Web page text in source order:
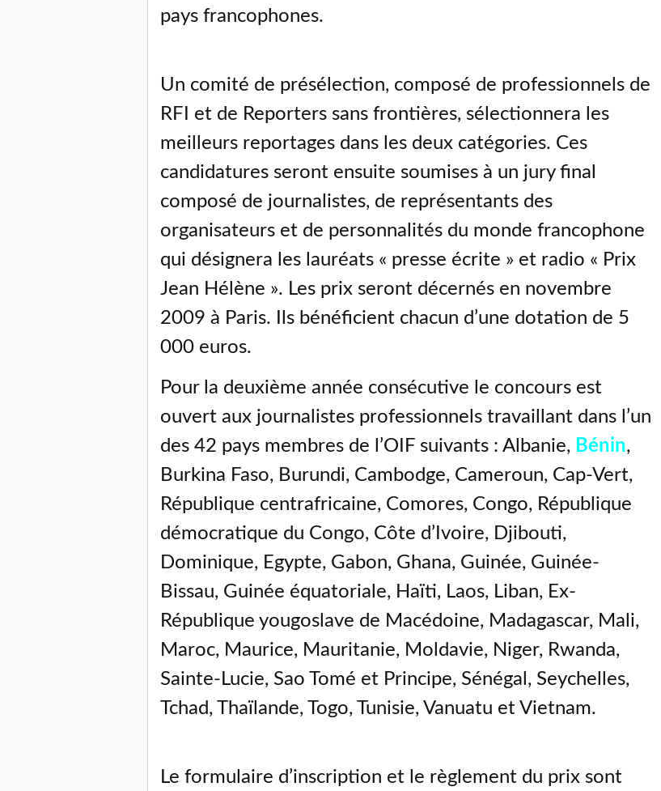
pays francophones.
Un comité de présélection, composé de professionnels de
RFI et de Reporters sans frontières, sélectionnera les
meilleurs reportages dans les deux catégories. Ces
candidatures seront ensuite soumises à un jury final
composé de journalistes, de représentants des
organisateurs et de personnalités du monde francophone
qui désignera les lauréats « presse écrite » et radio « Prix
Jean Hélène ». Les prix seront décernés en novembre
2009 à Paris. Ils bénéficient chacun d’une dotation de 5
000 euros.
Pour la deuxième année consécutive le concours est
ouvert aux journalistes professionnels travaillant dans l’un
des 42 pays membres de l’OIF suivants : Albanie, Bénin,
Burkina Faso, Burundi, Cambodge, Cameroun, Cap-Vert,
République centrafricaine, Comores, Congo, République
démocratique du Congo, Côte d’Ivoire, Djibouti,
Dominique, Egypte, Gabon, Ghana, Guinée, Guinée-
Bissau, Guinée équatoriale, Haïti, Laos, Liban, Ex-
République yougoslave de Macédoine, Madagascar, Mali,
Maroc, Maurice, Mauritanie, Moldavie, Niger, Rwanda,
Sainte-Lucie, Sao Tomé et Principe, Sénégal, Seychelles,
Tchad, Thaïlande, Togo, Tunisie, Vanuatu et Vietnam.
Le formulaire d’inscription et le règlement du prix sont